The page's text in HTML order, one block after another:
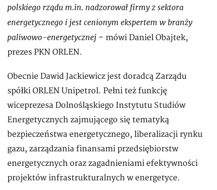
polskiego rządu m.in. nadzorował firmy z sektora
energetycznego i jest cenionym ekspertem w branży
paliwowo-energetycznej – mówi Daniel Obajtek,
prezes PKN ORLEN.
Obecnie Dawid Jackiewicz jest doradcą Zarządu
spółki ORLEN Unipetrol. Pełni też funkcję
wiceprezesa Dolnośląskiego Instytutu Studiów
Energetycznych zajmującego się tematyką
bezpieczeństwa energetycznego, liberalizacji rynku
gazu, zarządzania finansami przedsiębiorstw
energetycznych oraz zagadnieniami efektywności
projektów infrastrukturalnych w energetyce.